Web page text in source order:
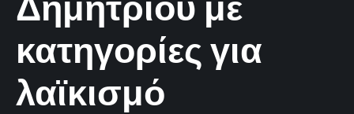
κατηγορίες για
λαϊκισμό